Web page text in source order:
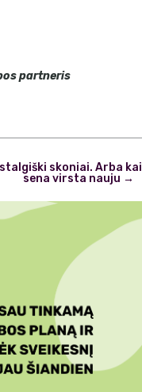
partneris
skoniai. Arba kai
sena virsta nauju →